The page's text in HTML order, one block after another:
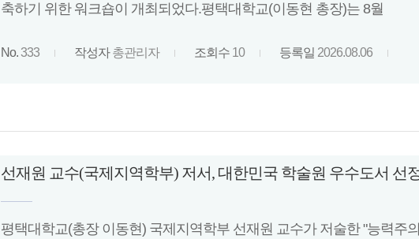
축하기 위한 워크숍이 개최되었다.평택대학교(이동현 총장)는 8월
No.333 작성자 총관리자 조회수 10 등록일 2026.08.06
선재원 교수(국제지역학부) 저서, 대한민국 학술원 우수도서 선
평택대학교(총장 이동현) 국제지역학부 선재원 교수가 저술한 "능력주